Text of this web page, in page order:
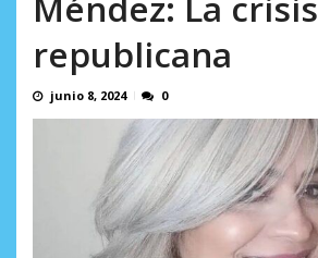
republicana
junio 8, 2024 0